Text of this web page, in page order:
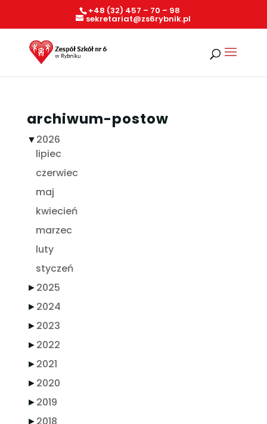
+48 (32) 457 – 70 – 98
sekretariat@zs6rybnik.pl
archiwum-postow
▼2026
lipiec
czerwiec
maj
kwiecień
marzec
luty
styczeń
►2025
►2024
►2023
►2022
►2021
►2020
►2019